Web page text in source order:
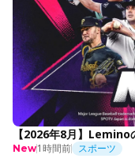
【2026年8月】
New1時間前 スポーツ